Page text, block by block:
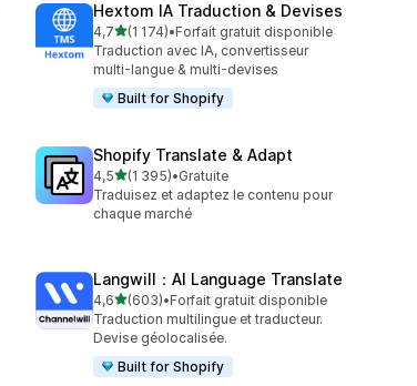
Hextom IA Traduction & Devises
4,7étoile(s) sur 5
(1 174)
1174 avis au total
•Forfait gratuit disponible
Traduction avec IA, convertisseur
multi-langue & multi-devises
Built for Shopify
Shopify Translate & Adapt
4,5étoile(s) sur 5
(1 395)
1395 avis au total
•Gratuite
Traduisez et adaptez le contenu pour
chaque marché
Langwill：AI Language Translate
4,6étoile(s) sur 5
(603)
603 avis au total
•Forfait gratuit disponible
Traduction multilingue et traducteur.
Devise géolocalisée.
Built for Shopify